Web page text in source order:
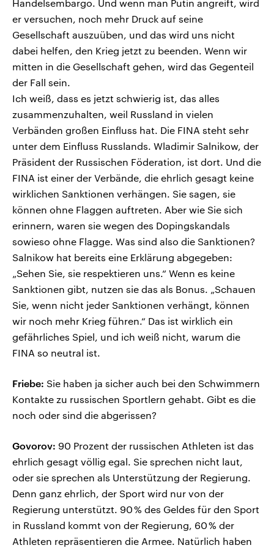
Handelsembargo. Und wenn man Putin angreift, wird
er versuchen, noch mehr Druck auf seine
Gesellschaft auszuüben, und das wird uns nicht
dabei helfen, den Krieg jetzt zu beenden. Wenn wir
mitten in die Gesellschaft gehen, wird das Gegenteil
der Fall sein.
Ich weiß, dass es jetzt schwierig ist, das alles
zusammenzuhalten, weil Russland in vielen
Verbänden großen Einfluss hat. Die FINA steht sehr
unter dem Einfluss Russlands. Wladimir Salnikow, der
Präsident der Russischen Föderation, ist dort. Und die
FINA ist einer der Verbände, die ehrlich gesagt keine
wirklichen Sanktionen verhängen. Sie sagen, sie
können ohne Flaggen auftreten. Aber wie Sie sich
erinnern, waren sie wegen des Dopingskandals
sowieso ohne Flagge. Was sind also die Sanktionen?
Salnikow hat bereits eine Erklärung abgegeben:
„Sehen Sie, sie respektieren uns.“ Wenn es keine
Sanktionen gibt, nutzen sie das als Bonus. „Schauen
Sie, wenn nicht jeder Sanktionen verhängt, können
wir noch mehr Krieg führen.“ Das ist wirklich ein
gefährliches Spiel, und ich weiß nicht, warum die
FINA so neutral ist.
Friebe: Sie haben ja sicher auch bei den Schwimmern
Kontakte zu russischen Sportlern gehabt. Gibt es die
noch oder sind die abgerissen?
Govorov: 90 Prozent der russischen Athleten ist das
ehrlich gesagt völlig egal. Sie sprechen nicht laut,
oder sie sprechen als Unterstützung der Regierung.
Denn ganz ehrlich, der Sport wird nur von der
Regierung unterstützt. 90 % des Geldes für den Sport
in Russland kommt von der Regierung, 60 % der
Athleten repräsentieren die Armee. Natürlich haben